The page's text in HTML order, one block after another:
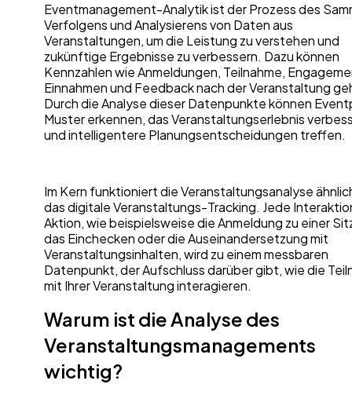
Eventmanagement-Analytik ist der Prozess des
Verfolgens und Analysierens von Daten aus
Veranstaltungen, um die Leistung zu verstehen und
zukünftige Ergebnisse zu verbessern. Dazu können
Kennzahlen wie Anmeldungen, Teilnahme,
Einnahmen und Feedback nach der Veranstaltung
Durch die Analyse dieser Datenpunkte können
Muster erkennen, das Veranstaltungserlebnis
und intelligentere Planungsentscheidungen treffen.
Im Kern funktioniert die Veranstaltungsanalyse
das digitale Veranstaltungs-Tracking. Jede
Aktion, wie beispielsweise die Anmeldung zu einer
das Einchecken oder die Auseinandersetzung mit
Veranstaltungsinhalten, wird zu einem messbaren
Datenpunkt, der Aufschluss darüber gibt, wie die
mit Ihrer Veranstaltung interagieren.
Warum ist die Analyse des
Veranstaltungsmanagements
wichtig?